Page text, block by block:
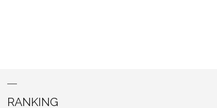
RANKING